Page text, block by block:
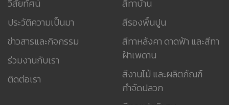
วิสัยทัศน์
ประวัติความเป็นมา
ข่าวสารและกิจกรรม
ร่วมงานกับเรา
ติดต่อเรา
สีทาบ้าน
สีรองพื้นปูน
สีทาหลังคา ดาดฟ้า และสีทา
ฝ้าเพดาน
สีงานไม้ และผลิตภัณฑ์
กำจัดปลวก